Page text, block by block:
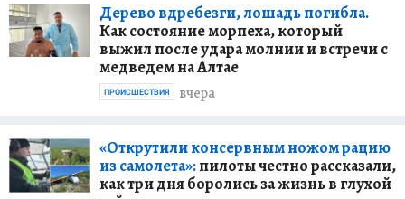
Дерево вдребезги, лошадь погибла.
Как состояние морпеха, который
выжил после удара молнии и встречи с
медведем на Алтае
вчера
ПРОИСШЕСТВИЯ
«Открутили консервным ножом рацию
из самолета»:пилоты честно рассказали,
как три дня боролись за жизнь в глухой